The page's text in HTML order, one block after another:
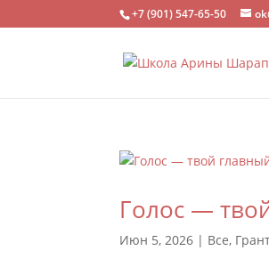
+7 (901) 547-65-50
Голос —
Июн 5, 2026 | Все,